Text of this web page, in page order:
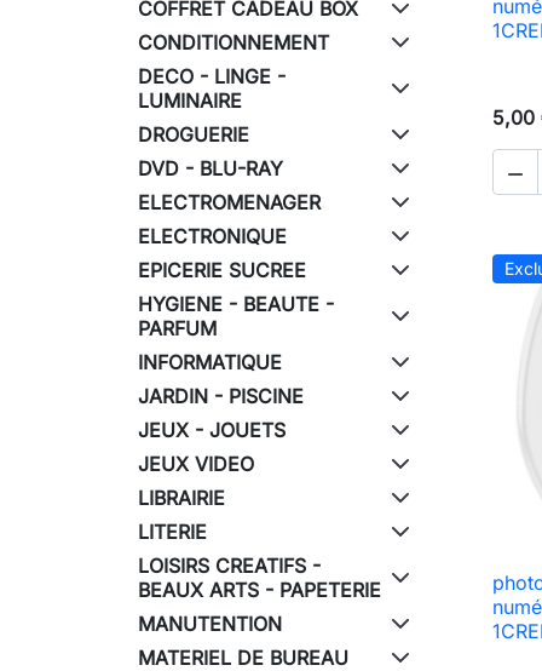
COFFRET CADEAU BOX
CONDITIONNEMENT
DECO - LINGE -
LUMINAIRE
DROGUERIE
DVD - BLU-RAY
ELECTROMENAGER
ELECTRONIQUE
EPICERIE SUCREE
HYGIENE - BEAUTE -
PARFUM
INFORMATIQUE
JARDIN - PISCINE
JEUX - JOUETS
JEUX VIDEO
LIBRAIRIE
LITERIE
LOISIRS CREATIFS -
BEAUX ARTS - PAPETERIE
MANUTENTION
MATERIEL DE BUREAU
5,00
